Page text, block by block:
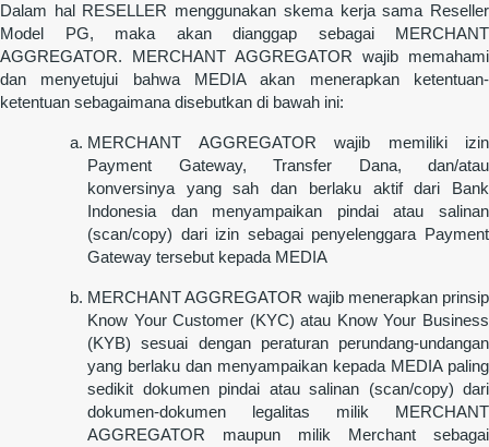
Dalam hal RESELLER menggunakan skema kerja sama Reseller
Model PG, maka akan dianggap sebagai MERCHANT
AGGREGATOR. MERCHANT AGGREGATOR wajib memahami
dan menyetujui bahwa MEDIA akan menerapkan ketentuan-
ketentuan sebagaimana disebutkan di bawah ini:
MERCHANT AGGREGATOR wajib memiliki izin
Payment Gateway, Transfer Dana, dan/atau
konversinya yang sah dan berlaku aktif dari Bank
Indonesia dan menyampaikan pindai atau salinan
(scan/copy) dari izin sebagai penyelenggara Payment
Gateway tersebut kepada MEDIA
MERCHANT AGGREGATOR wajib menerapkan prinsip
Know Your Customer (KYC) atau Know Your Business
(KYB) sesuai dengan peraturan perundang-undangan
yang berlaku dan menyampaikan kepada MEDIA paling
sedikit dokumen pindai atau salinan (scan/copy) dari
dokumen-dokumen legalitas milik MERCHANT
AGGREGATOR maupun milik Merchant sebagai